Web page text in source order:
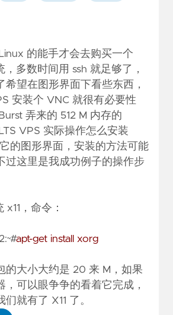
的能手才会去购买一个
，多数时间用 ssh 就足够了，
希望在图形界面下看些东西，
安装个 VNC 就很有必要性
弄来的 512 M 内存的
VPS 实际操作怎么安装
的图形界面，安装的方法可能
过这里是我成功例子的操作步
x11，命令：
apt-get install xorg
的大小大约是 20 来 M，如果
，可以眼争争的看着它完成，
就有了 X11 了。